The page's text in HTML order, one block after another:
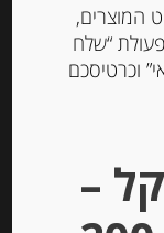
אגוזי לוז מצופים במעטפת פראלין 80
המוצרים,
“שלח
וכרטיסכם
–